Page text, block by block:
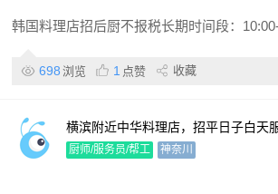
韩国料理店招后厨不报税长期时间段：
698 浏览 1 点赞 收藏
横滨附近中华料理店，招平日子白天
员，要求手脚麻利，简单日语对话，能
厨师/服务员/帮工 神奈川